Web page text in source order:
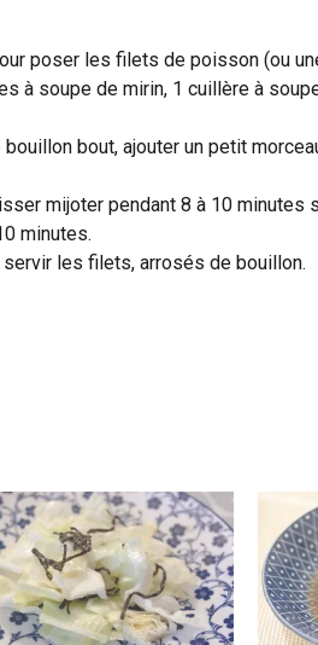
poser les filets de poisson (ou
à soupe de mirin, 1 cuillère à
bout, ajouter un petit
mijoter pendant 8 à 10 minutes
minutes.
les filets, arrosés de bouillon.